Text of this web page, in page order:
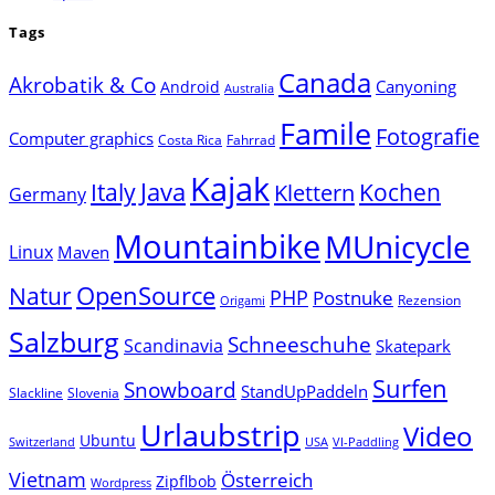
Tags
Akrobatik & Co Android Australia Canada Canyoning
Computer graphics Costa Rica Fahrrad Famile Fotografie
Germany Italy Java Kajak Klettern Kochen
Linux Maven MountainbikeMUnicycle
NaturOpenSource Origami PHP Postnuke Rezension
SalzburgScandinavia Schneeschuhe Skatepark
Slackline Slovenia Snowboard StandUpPaddeln Surfen
Switzerland Ubuntu Urlaubstrip USA VI-Paddling Video
Vietnam Wordpress Zipflbob Österreich